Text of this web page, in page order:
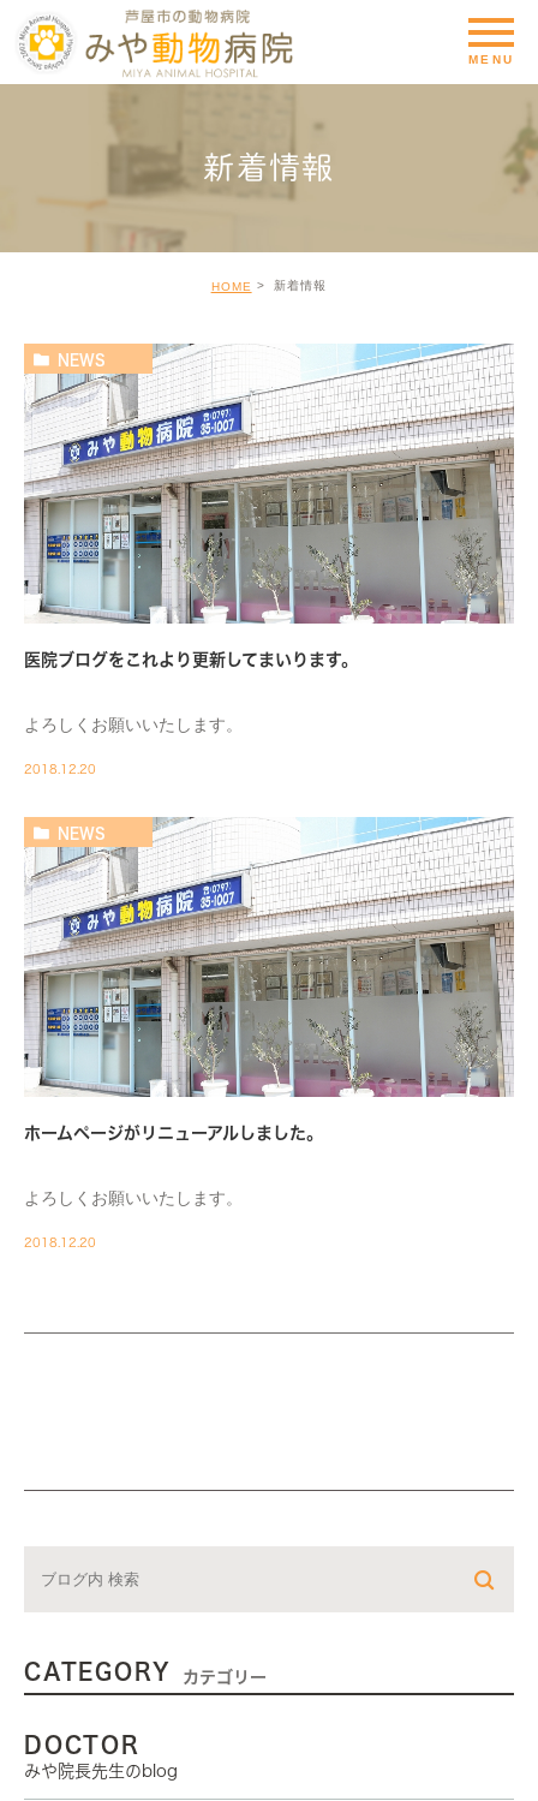
新着情報
HOME 新着情報
NEWS
医院ブログをこれより更新してまいります。
よろしくお願いいたします。
2018.12.20
NEWS
ホームページがリニューアルしました。
よろしくお願いいたします。
2018.12.20
CATEGORY カテゴリー
DOCTOR
みや院長先生のblog